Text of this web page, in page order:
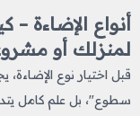
أنواع الإضاءة
لمنزلك أو
قبل اختيار نوع
سطوع"، بل علم كامل